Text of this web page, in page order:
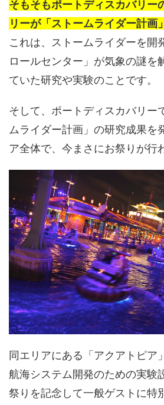
そもそもポートディスカバリー
リーが「ストームライダー計画
これは、ストームライダーを開
ロールセンター」が気象の謎を
ていた研究や実験のことです。
そして、ポートディスカバリー
ムライダー計画」の研究成果を
ア全体で、今まさにお祭りが行
同エリアにある「アクアトピア
航海システム開発のための実験
祭りを記念して一般ゲストに特